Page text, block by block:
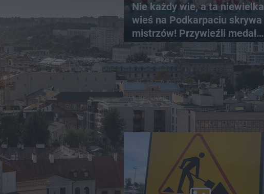
Nie każdy wie, a ta niewielka
wieś na Podkarpaciu skrywa
mistrzów! Przywieźli medale
z mistrzostw Europy